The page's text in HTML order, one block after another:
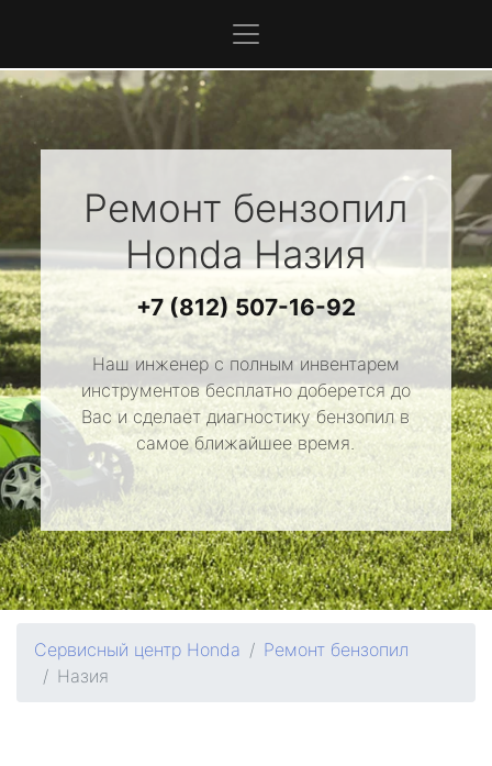
Ремонт бензопил
HondaНазия
+7 (812) 507-16-92
Наш инженер с полным инвентарем
инструментов бесплатно доберется до
Вас и сделает диагностику бензопил в
самое ближайшее время.
Сервисный центр Honda
Ремонт бензопил
Назия